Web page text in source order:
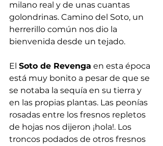
milano real y de unas cuantas
golondrinas. Camino del Soto, un
herrerillo común nos dio la
bienvenida desde un tejado.
El Soto de Revenga en esta época
está muy bonito a pesar de que se
se notaba la sequía en su tierra y
en las propias plantas. Las peonías
rosadas entre los fresnos repletos
de hojas nos dijeron ¡hola!. Los
troncos podados de otros fresnos